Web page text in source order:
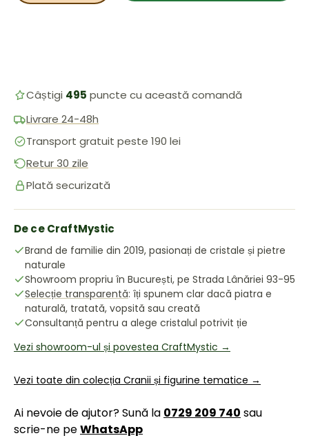
Câștigi 495 puncte cu această comandă
Livrare 24-48h
Transport gratuit peste 190 lei
Retur 30 zile
Plată securizată
De ce CraftMystic
Brand de familie din 2019, pasionați de cristale și pietre
naturale
Showroom propriu în București, pe Strada Lânăriei 93-95
Selecție transparentă: îți spunem clar dacă piatra e
naturală, tratată, vopsită sau creată
Consultanță pentru a alege cristalul potrivit ție
Vezi showroom-ul și povestea CraftMystic →
Vezi toate din colecția Cranii și figurine tematice →
Ai nevoie de ajutor? Sună la 0729 209 740 sau
scrie-ne peWhatsApp